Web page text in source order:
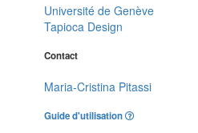
Université de Genève
Tapioca Design
Contact
Maria-Cristina Pitassi
Guide d'utilisation